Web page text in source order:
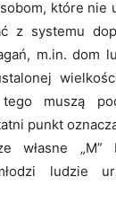
które nie
z systemu
m.in. dom
muszą
punkt
własne
ludzie